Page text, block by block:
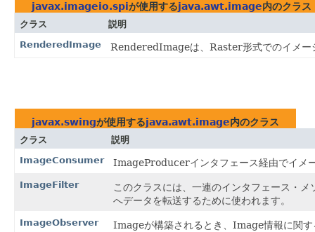
javax.imageio.spiが使用するjava.awt.image内のクラス
クラス
説明
RenderedImage
RenderedImageは、Raster形式でのイメー
javax.swingが使用するjava.awt.image内のクラス
クラス
説明
ImageConsumer
ImageProducerインタフェース経由でイメ
ImageFilter
このクラスには、一連のインタフェース・
へデータを転送するために使われます。
ImageObserver Imageが構築されるとき、Image情報に関